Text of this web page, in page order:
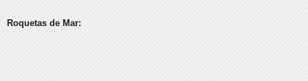
Roquetas de Mar: